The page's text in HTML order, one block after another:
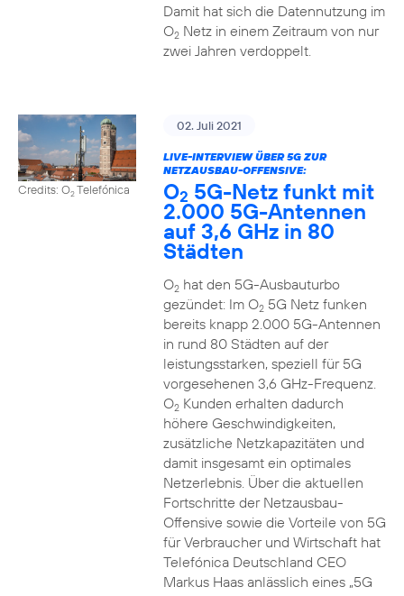
Damit hat sich die Datennutzung im
O2Netz in einem Zeitraum von nur
zwei Jahren verdoppelt.
Credits: O2Telefónica
02. Juli 2021
LIVE-INTERVIEW ÜBER 5G ZUR
NETZAUSBAU-OFFENSIVE:
O2 5G-Netz funkt mit
2.000 5G-Antennen
auf 3,6 GHz in 80
Städten
O2hat den 5G-Ausbauturbo
gezündet: Im O25G Netz funken
bereits knapp 2.000 5G-Antennen
in rund 80 Städten auf der
leistungsstarken, speziell für 5G
vorgesehenen 3,6 GHz-Frequenz.
O2Kunden erhalten dadurch
höhere Geschwindigkeiten,
zusätzliche Netzkapazitäten und
damit insgesamt ein optimales
Netzerlebnis. Über die aktuellen
Fortschritte der Netzausbau-
Offensive sowie die Vorteile von 5G
für Verbraucher und Wirtschaft hat
Telefónica Deutschland CEO
Markus Haas anlässlich eines „5G